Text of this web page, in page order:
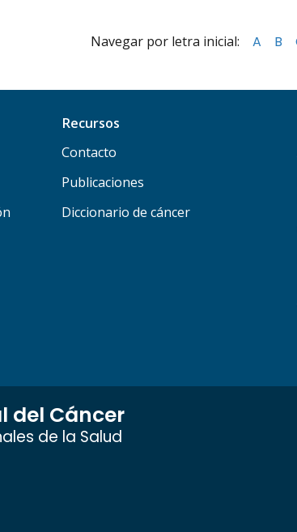
Navegar por letra inicial: A B
Recursos
Contacto
Publicaciones
Diccionario de cáncer
del Cáncer
de la Salud